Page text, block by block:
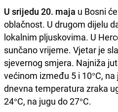
U srijedu 20. maja u Bosni
oblačnost. U drugom dijelu
lokalnim pljuskovima. U
sunčano vrijeme. Vjetar je
sjevernog smjera. Najniža
većinom između 5 i 10°C,
dnevna temperatura zraka
24°C, na jugu do 27°C.